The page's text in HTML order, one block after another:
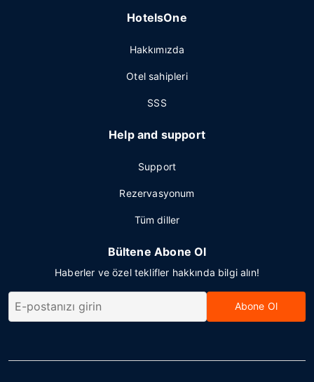
HotelsOne
Hakkımızda
Otel sahipleri
SSS
Help and support
Support
Rezervasyonum
Tüm diller
Bültene Abone Ol
Haberler ve özel teklifler hakkında bilgi alın!
Abone Ol